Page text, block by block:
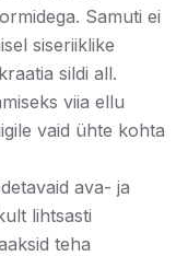
Samuti ei
siseriiklike
sildi all.
viia ellu
vaid ühte kohta
ava- ja
lihtsasti
teha